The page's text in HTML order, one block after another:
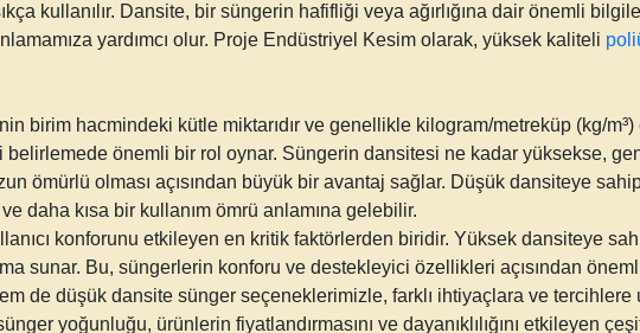
kullanılır. Dansite, bir süngerin hafifliği veya ağırlığına dair önemli
yardımcı olur. Proje Endüstriyel Kesim olarak, yüksek kaliteli
birim hacmindeki kütle miktarıdır ve genellikle kilogram/metreküp (kg/
önemli bir rol oynar. Süngerin dansitesi ne kadar yüksekse,
ömürlü olması açısından büyük bir avantaj sağlar. Düşük dansiteye
daha kısa bir kullanım ömrü anlamına gelebilir.
konforunu etkileyen en kritik faktörlerden biridir. Yüksek dansiteye
sunar. Bu, süngerlerin konforu ve destekleyici özellikleri açısından
de düşük dansite sünger seçeneklerimizle, farklı ihtiyaçlara ve
yoğunluğu, ürünlerin fiyatlandırmasını ve dayanıklılığını etkileyen